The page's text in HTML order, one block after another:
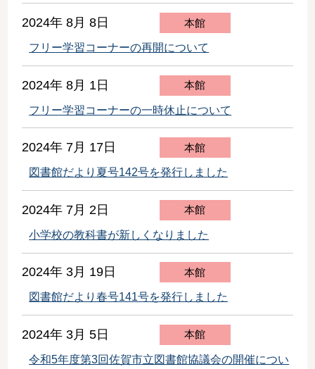
2024年 8月 8日 本館
フリー学習コーナーの再開について
2024年 8月 1日 本館
フリー学習コーナーの一時休止について
2024年 7月 17日 本館
図書館だより夏号142号を発行しました
2024年 7月 2日 本館
小学校の教科書が新しくなりました
2024年 3月 19日 本館
図書館だより春号141号を発行しました
2024年 3月 5日 本館
令和5年度第3回佐賀市立図書館協議会の開催につい